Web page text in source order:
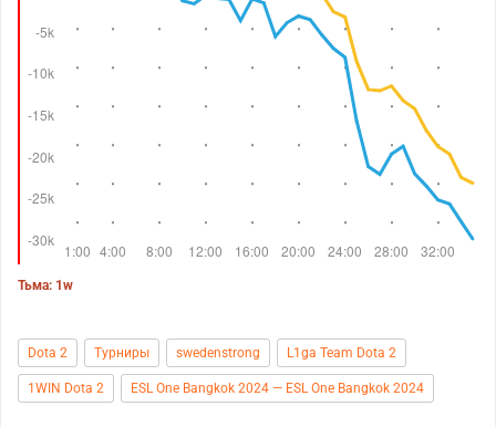
Тьма: 1w
Dota 2 Турниры swedenstrong L1ga Team Dota 2
1WIN Dota 2 ESL One Bangkok 2024 — ESL One Bangkok 2024